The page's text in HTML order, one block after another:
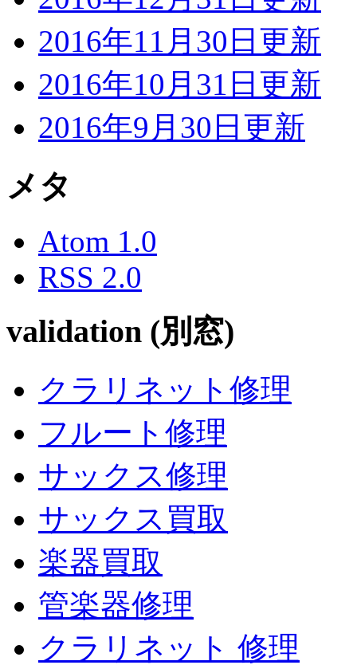
2016年11月30日更新
2016年10月31日更新
2016年9月30日更新
メタ
Atom 1.0
RSS 2.0
validation (別窓)
クラリネット修理
フルート修理
サックス修理
サックス買取
楽器買取
管楽器修理
クラリネット 修理